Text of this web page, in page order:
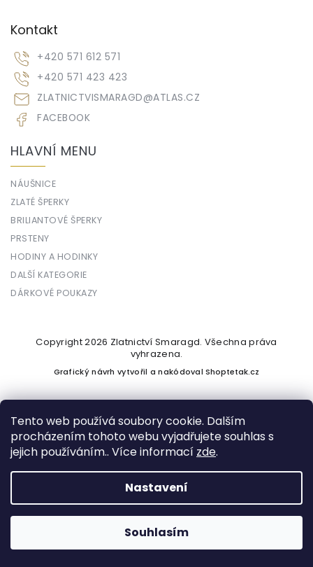
Tento web používá soubory cookie. Dalším
procházením tohoto webu vyjadřujete souhlas s
jejich používáním.. Více informací zde.
Nastavení
Souhlasím
Kontakt
ZLATNICTVISMARAGD@ATLAS.CZ
+420 571 612 571
+420 571 423 423
FACEBOOK
HLAVNÍ MENU
NÁUŠNICE
ZLATÉ ŠPERKY
BRILIANTOVÉ ŠPERKY
PRSTENY
HODINY A HODINKY
DALŠÍ KATEGORIE
DÁRKOVÉ POUKAZY
Vytvořil Shoptet
Copyright 2026 Zlatnictví Smaragd. Všechna práva
vyhrazena.
Grafický návrh vytvořil a nakódovalShoptetak.cz
Podle zákona o evidenci tržeb je prodávající povinen vystavit
kupujícímu účtenku. Zároveň je povinen zaevidovat přijatou
tržbu u správce daně online; v případě technického výpadku
pak nejpozději do 48 hodin.